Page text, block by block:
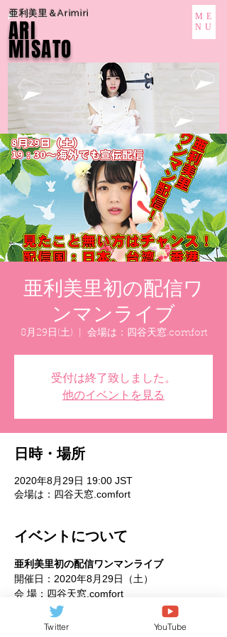
亜利美里＆Arimiri
ARI
MISATO
ME
NU
亜利美里初の配信ワ
ンマンライブ
8月29日(土) 会場は：四谷天窓.comfort
受付は終了致しました。
他のイベントを見る
日時・場所
2020年8月29日 19:00 JST
会場は：四谷天窓.comfort
イベントについて
亜利美里初の配信ワンマンライブ
開催日：2020年8月29日（土）
会 場：四谷天窓.comfort
配 信：開場19:15（ネットは19:00） 開演
Twitter YouTube